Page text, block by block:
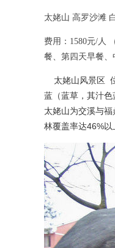
太姥山 高罗沙滩
费用：1580元/人
餐、第四天早餐、
太姥山风景区
蓝（蓝草，其汁色
太姥山为交溪与
林覆盖率达46%以